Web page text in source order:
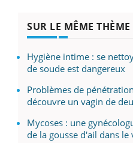
SUR LE MÊME THÈME
Hygiène intime : se
de soude est dangereux
Problèmes de
découvre un vagin de
Mycoses : une
de la gousse d'ail dans le